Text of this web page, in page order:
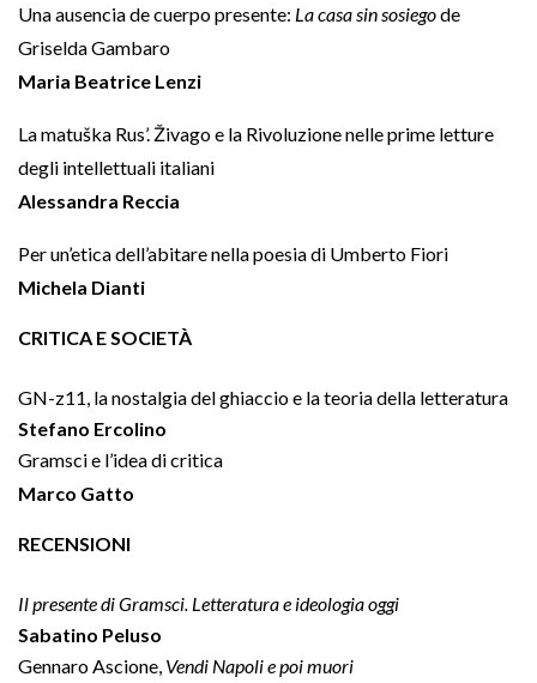
Una ausencia de cuerpo presente: La casa sin sosiegode
Griselda Gambaro
Maria Beatrice Lenzi
La matuška Rus’. Živago e la Rivoluzione nelle prime letture
degli intellettuali italiani
Alessandra Reccia
Per un’etica dell’abitare nella poesia di Umberto Fiori
Michela Dianti
CRITICA E SOCIETÀ
GN-z11, la nostalgia del ghiaccio e la teoria della letteratura
Stefano Ercolino
Gramsci e l’idea di critica
Marco Gatto
RECENSIONI
Il presente di Gramsci. Letteratura e ideologia oggi
Sabatino Peluso
Gennaro Ascione, Vendi Napoli e poi muori